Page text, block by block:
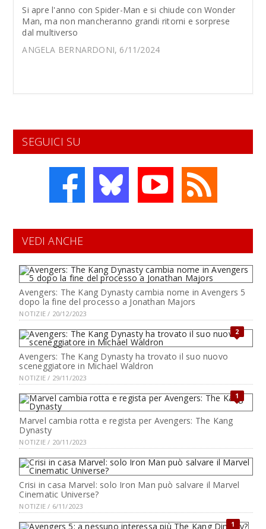
Si apre l'anno con Spider-Man e si chiude con Wonder
Man, ma non mancheranno grandi ritorni e sorprese
dal multiverso
ANGELA BERNARDONI, 6/11/2024
SEGUICI SU
VEDI ANCHE
Avengers: The Kang Dynasty cambia nome in Avengers 5
dopo la fine del processo a Jonathan Majors
NOTIZIE / 20/12/2023
2
Avengers: The Kang Dynasty ha trovato il suo nuovo
sceneggiatore in Michael Waldron
NOTIZIE / 29/11/2023
1
Marvel cambia rotta e regista per Avengers: The Kang
Dynasty
NOTIZIE / 20/11/2023
Crisi in casa Marvel: solo Iron Man può salvare il Marvel
Cinematic Universe?
NOTIZIE / 6/11/2023
1